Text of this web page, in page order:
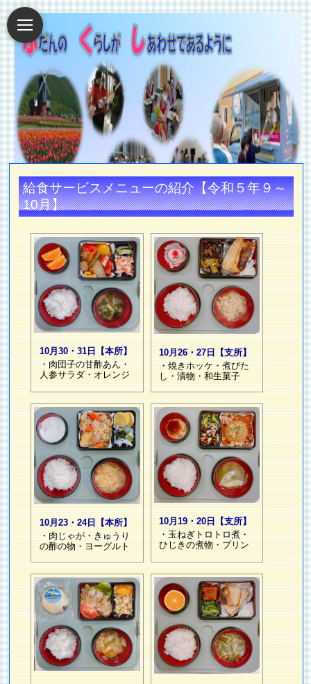
給食サービスメニューの紹介【令和５年９～
10月】
10月30・31日【本所】
・肉団子の甘酢あん・
人参サラダ・オレンジ
10月26・27日【支所】
・焼きホッケ・煮びた
し・漬物・和生菓子
10月23・24日【本所】
・肉じゃが・きゅうり
の酢の物・ヨーグルト
10月19・20日【支所】
・玉ねぎトロトロ煮・
ひじきの煮物・プリン